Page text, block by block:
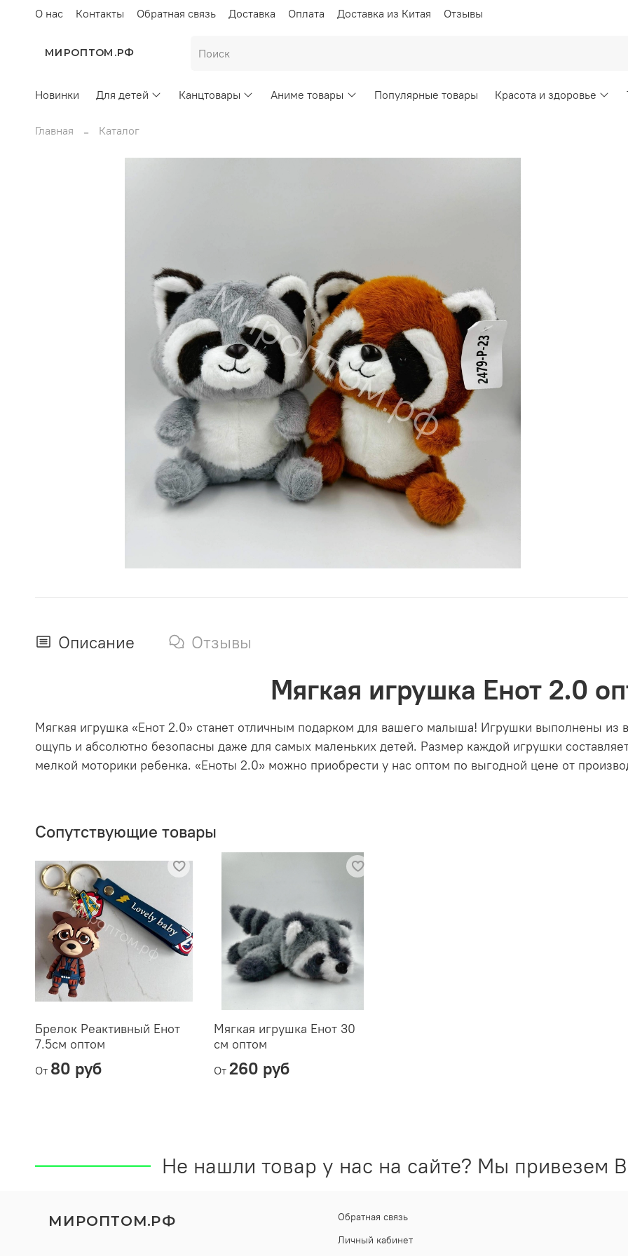
О нас Контакты Обратная связь Доставка Оплата Доставка из Китая Отзывы
МИРОПТОМ.РФ
Новинки Для детей Канцтовары Аниме товары Популярные товары Красота и здоровье
Главная Каталог
Описание Отзывы
Мягкая игрушка Енот 2.0
Мягкая игрушка «Енот 2.0» станет отличным подарком для вашего малыша! Игрушки выполнены из
ощупь и абсолютно безопасны даже для самых маленьких детей. Размер каждой игрушки
мелкой моторики ребенка. «Еноты 2.0» можно приобрести у нас оптом по выгодной цене от
Сопутствующие товары
Брелок Реактивный Енот
7.5см оптом
От 80 руб
Мягкая игрушка Енот 30
см оптом
От 260 руб
Не нашли товар у нас на сайте? Мы привезем
Обратная связь
Личный кабинет
МИРОПТОМ.РФ